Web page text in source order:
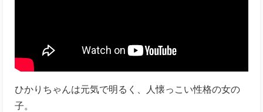
ひかりちゃんは元気で明るく、人懐っこい性格の女の
子。